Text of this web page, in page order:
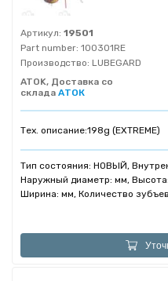
Артикул: 19501
Part number: 100301RE
Производство: LUBEGARD
ATOK, Доставка со
склада АТОК
Тех. описание:198g (EXTREME)
Тип состояния: НОВЫЙ,
Наружный диаметр: мм,
Ширина: мм, Количество